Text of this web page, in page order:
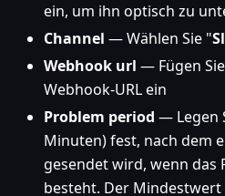
ein, um ihn optisch zu
Channel — Wählen Sie "
Webhook url — Fügen
Webhook-URL ein
Problem period — Legen
Minuten) fest, nach dem
gesendet wird, wenn das
besteht. Der